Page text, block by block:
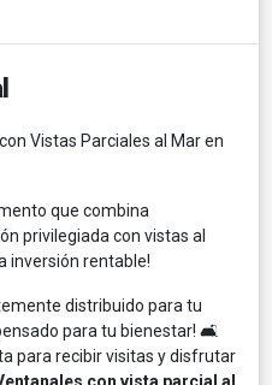
Vistas Parciales al Mar en
que combina
privilegiada con vistas al
inversión rentable!
distribuido para tu
para tu bienestar! 🛋️
para recibir visitas y disfrutar